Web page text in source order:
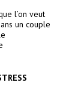
l’on veut
un couple